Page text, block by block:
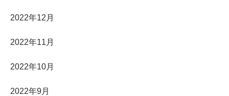
2022年12月
2022年11月
2022年10月
2022年9月